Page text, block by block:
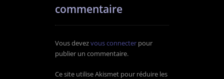
commentaire
Vous devezvous connecter pour
publier un commentaire.
Ce site utilise Akismet pour réduire les